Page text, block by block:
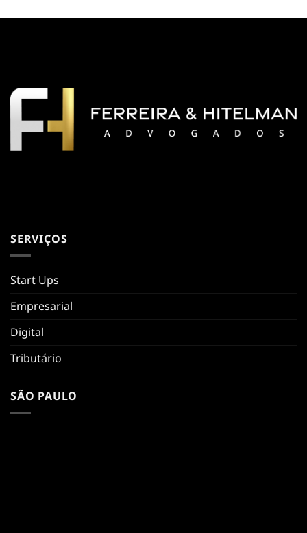
SERVIÇOS
Start Ups
Empresarial
Digital
Tributário
SÃO PAULO